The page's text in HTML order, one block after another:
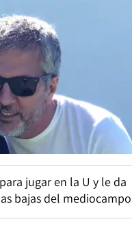
jugar en la U y le da
bajas del mediocampo